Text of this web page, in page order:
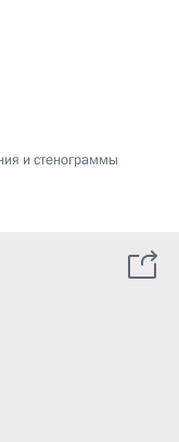
и стенограммы